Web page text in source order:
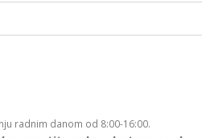
radnim danom od 8:00-16:00.